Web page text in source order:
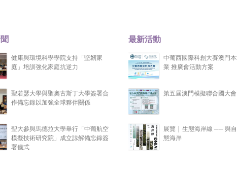
健康與環境科學學院支持「堅韌家
庭」培訓強化家庭抗逆力
聖若瑟大學與聖奧古斯丁大學簽署合
作備忘錄以加強全球夥伴關係
聖大參與馬德拉大學舉行「中葡航空
模擬技術研究院」成立諒解備忘錄簽
署儀式
最新活動
中葡西國際科創大賽澳門
業 推廣會活動方案
第五屆澳門模擬聯合國大會
展覽 | 生態海岸線 ── 與
態海岸